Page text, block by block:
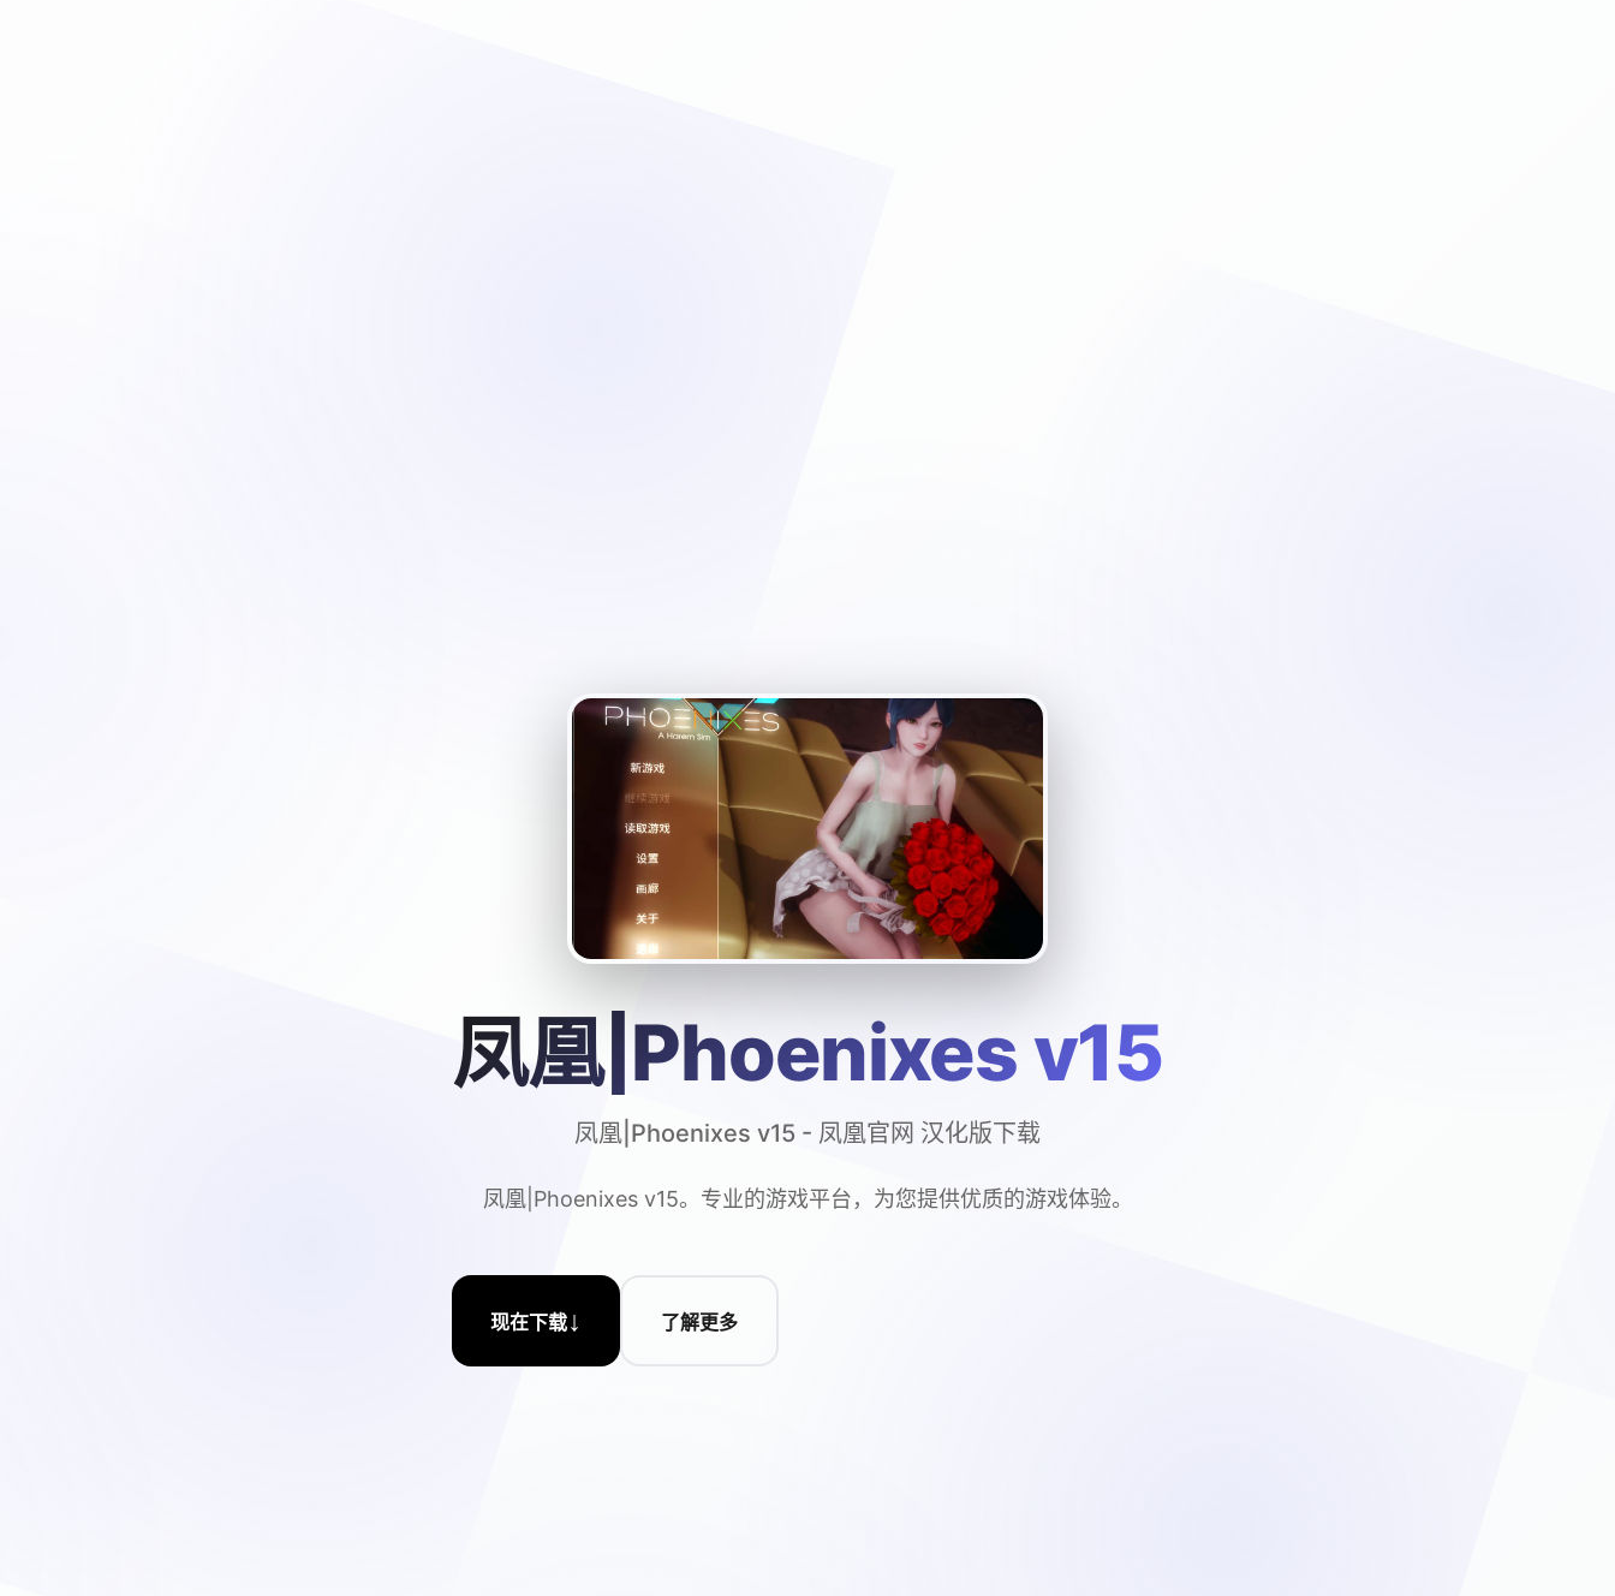
凤凰|Phoenixes v15
凤凰|Phoenixes v15 - 凤凰官网 汉化版下载
凤凰|Phoenixes v15。专业的游戏平台，为您提供优质的游戏体验。
现在下载↓ 了解更多